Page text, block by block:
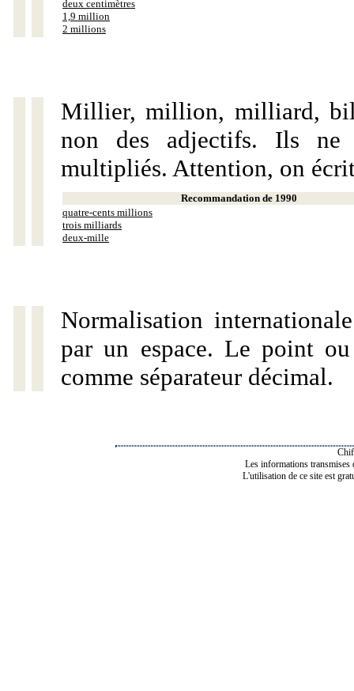
deux centimètres
1,9 million
2 millions
Millier, million, milliard,
non des adjectifs. Ils ne
multipliés. Attention, on
Recommandation de 1990
quatre-cents millions
trois milliards
deux-mille
Normalisation
par un espace. Le point
comme séparateur décimal.
Les informations transmises
L'utilisation de ce site est